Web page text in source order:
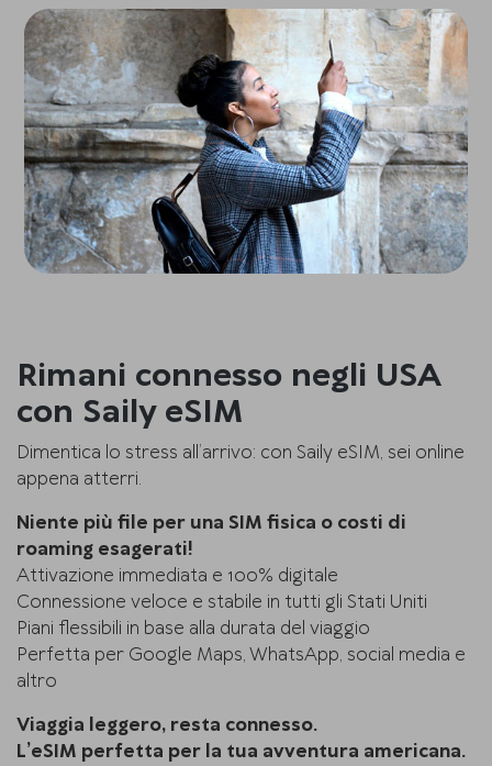
Rimani connesso negli USA
con Saily eSIM
Dimentica lo stress all’arrivo: con Saily eSIM, sei online
appena atterri.
Niente più file per una SIM fisica o costi di
roaming esagerati!
Attivazione immediata e 100% digitale
Connessione veloce e stabile in tutti gli Stati Uniti
Piani flessibili in base alla durata del viaggio
Perfetta per Google Maps, WhatsApp, social media e
altro
Viaggia leggero, resta connesso.
L’eSIM perfetta per la tua avventura americana.